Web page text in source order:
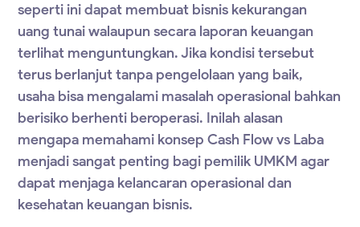
seperti ini dapat membuat bisnis kekurangan
uang tunai walaupun secara laporan keuangan
terlihat menguntungkan. Jika kondisi tersebut
terus berlanjut tanpa pengelolaan yang baik,
usaha bisa mengalami masalah operasional bahkan
berisiko berhenti beroperasi. Inilah alasan
mengapa memahami konsep Cash Flow vs Laba
menjadi sangat penting bagi pemilik UMKM agar
dapat menjaga kelancaran operasional dan
kesehatan keuangan bisnis.